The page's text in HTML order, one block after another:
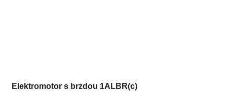
Elektromotor s brzdou 1ALBR(c)